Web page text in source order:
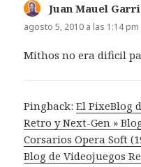
Juan Mauel
agosto 5, 2010 a las 1:14 pm
Mithos no era dificil
Pingback:El PixeBlog
Retro y Next-Gen »
Corsarios Opera Soft
Blog de Videojuegos